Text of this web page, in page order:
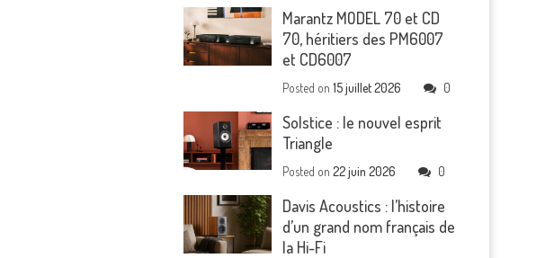
Marantz MODEL 70 et CD
70, héritiers des PM6007
et CD6007
Posted on15 juillet 2026 0
Solstice : le nouvel esprit
Triangle
Posted on22 juin 2026 0
Davis Acoustics : l’histoire
d’un grand nom français de
la Hi-Fi